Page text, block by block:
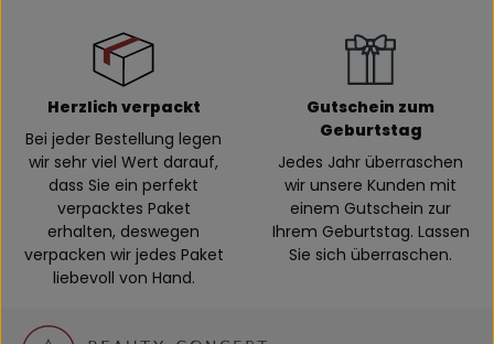
Herzlich verpackt
Bei jeder Bestellung legen
wir sehr viel Wert darauf,
dass Sie ein perfekt
verpacktes Paket
erhalten, deswegen
verpacken wir jedes Paket
liebevoll von Hand.
Gutschein zum
Geburtstag
Jedes Jahr überraschen
wir unsere Kunden mit
einem Gutschein zur
Ihrem Geburtstag. Lassen
Sie sich überraschen.